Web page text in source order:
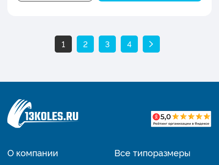
1 2 3 4
О компании
Все типоразмеры